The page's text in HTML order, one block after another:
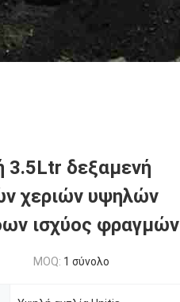
3.5Ltr δεξαμενή
χεριών υψηλών
ισχύος φραγμών
MOQ: 1 σύνολο